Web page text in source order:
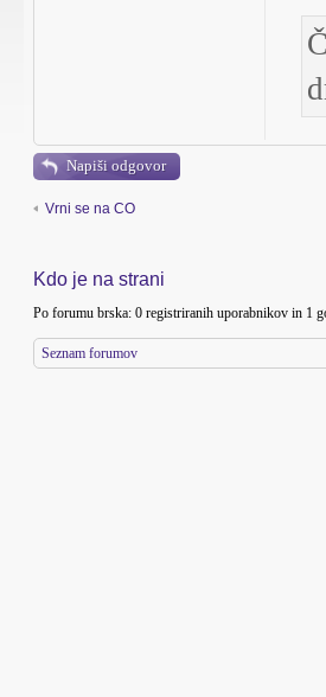
Napiši odgovor
Vrni se na CO
Kdo je na strani
Po forumu brska: 0 registriranih uporabnikov in 1
Seznam forumov